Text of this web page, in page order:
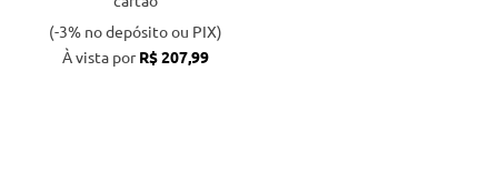
(-3% no depósito ou PIX)
À vista porR$ 207,99